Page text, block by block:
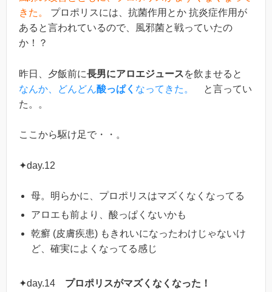
きた。
プロポリスには、抗菌作用とか 抗炎症作用が
あると言われているので、風邪菌と戦っていたの
か！？
昨日、夕飯前に長男にアロエジュースを飲ませると
なんか、どんどん酸っぱく なってきた。
と言ってい
た。。
ここから駆け足で・・。
✦day.12
母。明らかに、プロポリスはマズくなくなってる
アロエも前より、酸っぱくないかも
乾癬 (皮膚疾患) もきれいになったわけじゃないけ
ど、確実によくなってる感じ
✦day.14 プロポリスがマズくなくなった！